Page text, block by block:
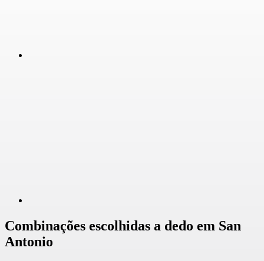
Combinações escolhidas a dedo em San
Antonio